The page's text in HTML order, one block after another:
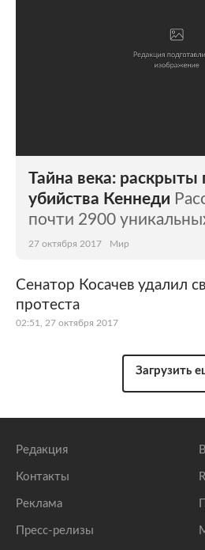
Тайна века: раскрыты
убийства Кеннеди
почти 2900
27 октября 2017 Мир
Сенатор Косачев удалил
протеста
02:51, 27 октября 2017
Загрузить
Редакция
Контакты
Реклама
Пресс-релизы